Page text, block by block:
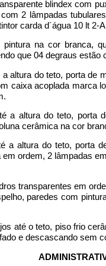
blindex com
2 lâmpadas
carda d´água 10 lt 2-
na cor branca,
que 04 degraus
altura do teto, porta de
caixa acoplada marca
a altura do teto, porta
cerâmica na cor
a altura do teto, porta
ordem, 2 lâmpadas
transparentes em
paredes com
até o teto, piso frio
e descascando sem